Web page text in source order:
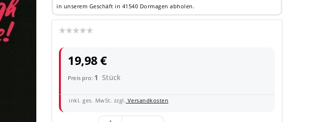
in unserem Geschäft in 41540 Dormagen abholen.
19,98 €
Preis pro: 1 Stück
inkl. ges. MwSt. zzgl. Versandkosten